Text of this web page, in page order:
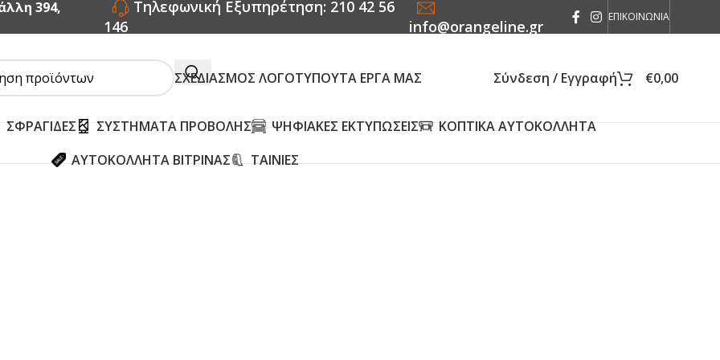
394,
Τηλεφωνική Εξυπηρέτηση: 210 42 56
146
info@orangeline.gr
ΕΠΙΚΟΙΝΩΝΙΑ
ΣΧΕΔΙΑΣΜΟΣ ΛΟΓΟΤΥΠΟΥΤΑ ΕΡΓΑ ΜΑΣ Σύνδεση / Εγγραφή €0,00
ΣΦΡΑΓΙΔΕΣ ΣΥΣΤΗΜΑΤΑ ΠΡΟΒΟΛΗΣ ΨΗΦΙΑΚΕΣ ΕΚΤΥΠΩΣΕΙΣ
ΚΟΠΤΙΚΑ ΑΥΤΟΚΟΛΛΗΤΑ
ΑΥΤΟΚΟΛΛΗΤΑ ΒΙΤΡΙΝΑΣ
ΤΑΙΝΙΕΣ